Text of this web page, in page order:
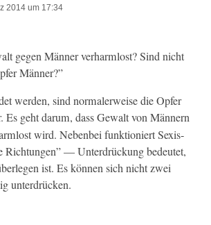
2014 um 17:34
gegen Män­ner ver­harm­lost? Sind nicht
Männer?”
wer­den, sind nor­maler­weise die Opfer
Es geht darum, dass Gewalt von Män­nern
wird. Neben­bei funk­tion­iert Sex­is­
Rich­tun­gen” — Unter­drück­ung bedeutet,
ist. Es kön­nen sich nicht zwei
unterdrücken.